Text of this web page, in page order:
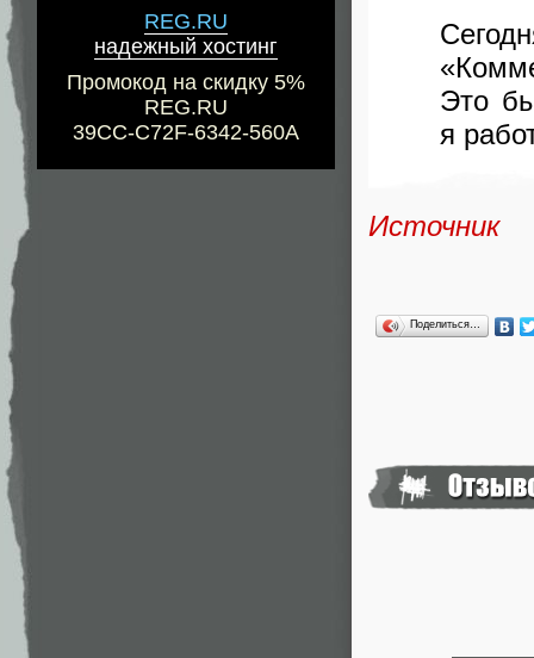
REG.RU
надежный хостинг
Промокод на скидку 5%
REG.RU
39CC-C72F-6342-560A
Это
я
Источник
Поделиться…